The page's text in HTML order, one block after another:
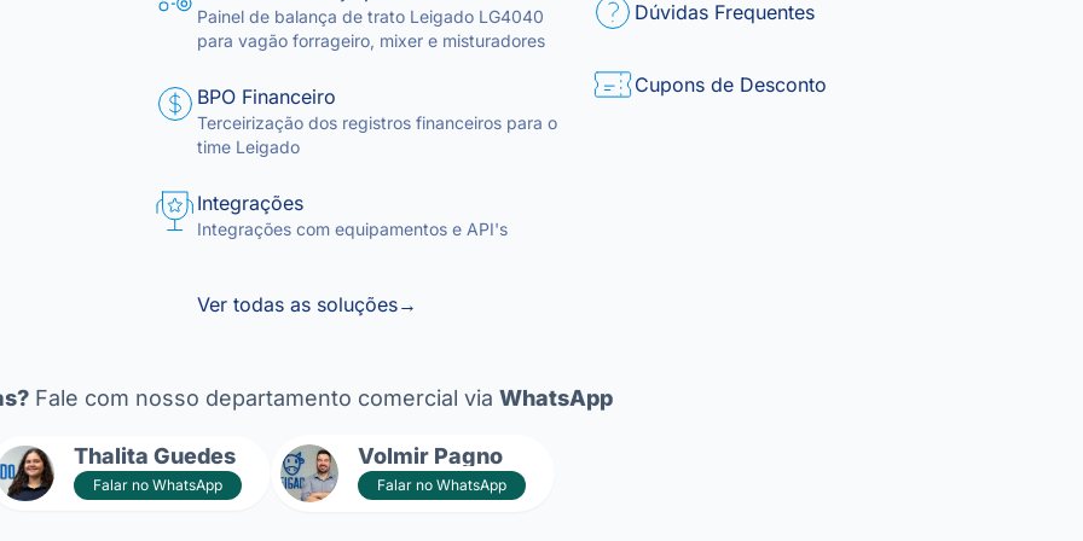
Painel de balança de trato Leigado LG4040
para vagão forrageiro, mixer e misturadores
BPO Financeiro
Terceirização dos registros financeiros para o
time Leigado
Integrações
Integrações com equipamentos e API's
Ver todas as soluções→
Dúvidas Frequentes
Cupons de Desconto
Fale com nosso departamento comercial via WhatsApp
Thalita Guedes
Falar no WhatsApp
Volmir Pagno
Falar no WhatsApp